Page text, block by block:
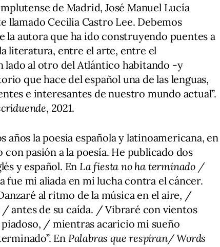
de Madrid, José Manuel Lucía
llamado Cecilia Castro Lee. Debemos
la autora que ha ido construyendo puentes a
literatura, entre el arte, entre el
lado al otro del Atlántico habitando -y
que hace del español una de las lenguas,
e interesantes de nuestro mundo actual”.
, 2021.
años la poesía española y latinoamericana, en
pasión a la poesía. He publicado dos
y español. En La fiesta no ha terminado /
fue mi aliada en mi lucha contra el cáncer.
al ritmo de la música en el aire, /
/ antes de su caída. / Vibraré con vientos
/ mientras acaricio mi sueño
EnPalabras que respiran/ Words